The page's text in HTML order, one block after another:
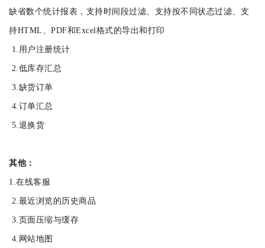
缺省数个统计报表，支持时间段过滤、支持按不同状态过滤、支
持HTML、PDF和Excel格式的导出和打印
1.用户注册统计
2.低库存汇总
3.缺货订单
4.订单汇总
5.退换货
其他：
1.在线客服
2.最近浏览的历史商品
3.页面压缩与缓存
4.网站地图